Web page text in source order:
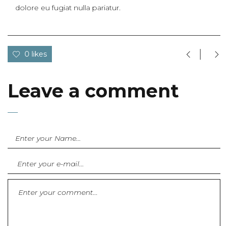
dolore eu fugiat nulla pariatur.
0 likes
Leave a comment